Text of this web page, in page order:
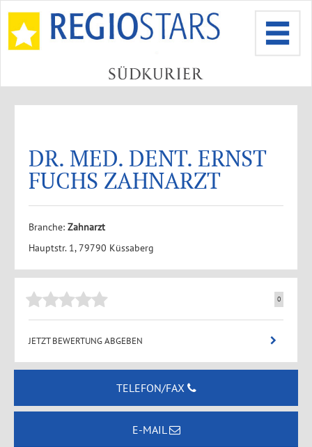
DR. MED. DENT. ERNST
FUCHS ZAHNARZT
Branche: Zahnarzt
Hauptstr. 1, 79790 Küssaberg
0
JETZT BEWERTUNG ABGEBEN
TELEFON/FAX
E-MAIL